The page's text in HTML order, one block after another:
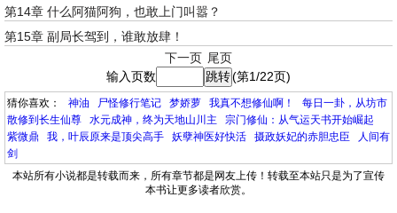
第14章 什么阿猫阿狗，也敢上门叫嚣？
第15章 副局长驾到，谁敢放肆！
下一页 尾页
输入页数
(第1/22页)
猜你喜欢： 神油 尸怪修行笔记 梦娇萝 我真不想修仙啊！
每日一卦，从坊市
散修到长生仙尊
水元成神，终为天地山川主
宗门修仙：从气运天书开始崛起
紫微鼎
我，叶辰原来是顶尖高手 妖孽神医好快活 摄政妖妃的赤胆忠臣
人间有
剑
本站所有小说都是转载而来，所有章节都是网友上传！转载至本站只是为了宣传
本书让更多读者欣赏。